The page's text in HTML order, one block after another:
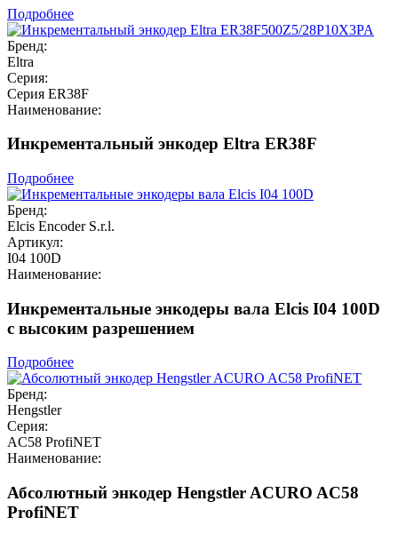
Подробнее
Бренд:
Eltra
Серия:
Серия ER38F
Наименование:
Инкрементальный энкодер Eltra ER38F
Подробнее
Бренд:
Elcis Encoder S.r.l.
Артикул:
I04 100D
Наименование:
Инкрементальные энкодеры вала Elcis I04 100D
с высоким разрешением
Подробнее
Бренд:
Hengstler
Серия:
AC58 ProfiNET
Наименование:
Абсолютный энкодер Hengstler ACURO AC58
ProfiNET